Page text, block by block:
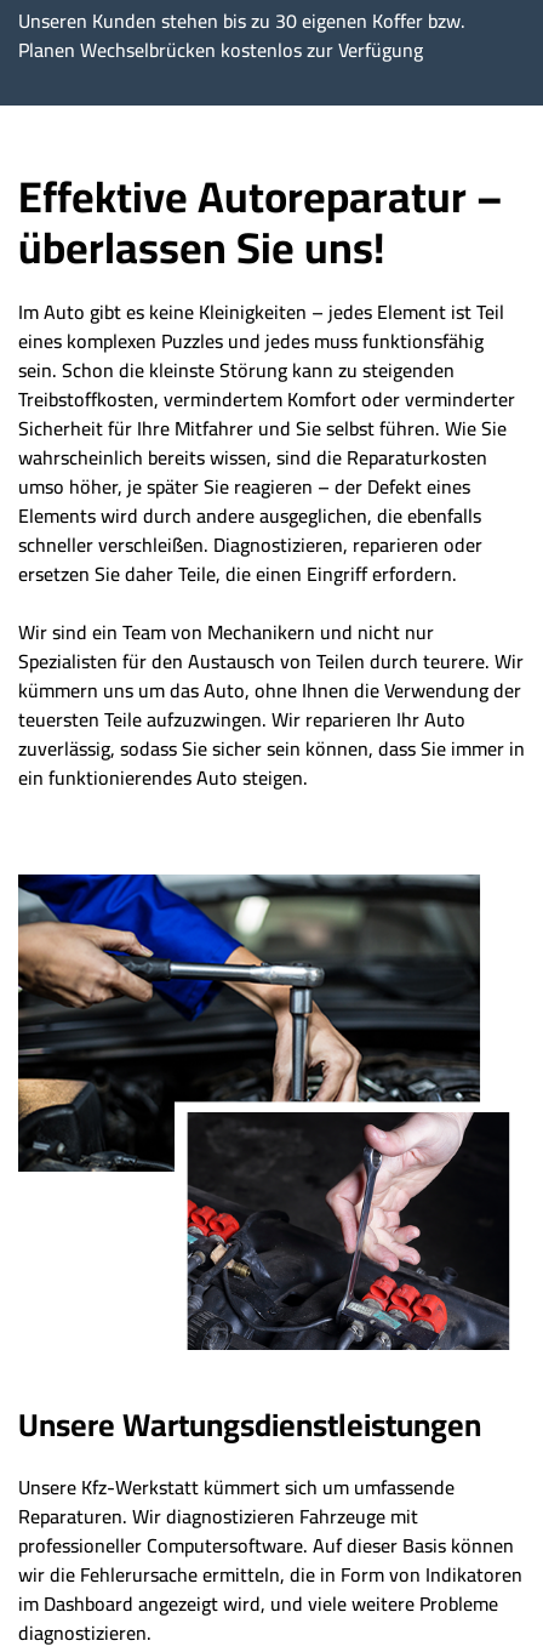
Unseren Kunden stehen bis zu 30 eigenen Koffer bzw.
Planen Wechselbrücken kostenlos zur Verfügung
Effektive Autoreparatur –
überlassen Sie uns!
Im Auto gibt es keine Kleinigkeiten – jedes Element ist Teil
eines komplexen Puzzles und jedes muss funktionsfähig
sein. Schon die kleinste Störung kann zu steigenden
Treibstoffkosten, vermindertem Komfort oder verminderter
Sicherheit für Ihre Mitfahrer und Sie selbst führen. Wie Sie
wahrscheinlich bereits wissen, sind die Reparaturkosten
umso höher, je später Sie reagieren – der Defekt eines
Elements wird durch andere ausgeglichen, die ebenfalls
schneller verschleißen. Diagnostizieren, reparieren oder
ersetzen Sie daher Teile, die einen Eingriff erfordern.
Wir sind ein Team von Mechanikern und nicht nur
Spezialisten für den Austausch von Teilen durch teurere. Wir
kümmern uns um das Auto, ohne Ihnen die Verwendung der
teuersten Teile aufzuzwingen. Wir reparieren Ihr Auto
zuverlässig, sodass Sie sicher sein können, dass Sie immer in
ein funktionierendes Auto steigen.
Unsere Wartungsdienstleistungen
Unsere Kfz-Werkstatt kümmert sich um umfassende
Reparaturen. Wir diagnostizieren Fahrzeuge mit
professioneller Computersoftware. Auf dieser Basis können
wir die Fehlerursache ermitteln, die in Form von Indikatoren
im Dashboard angezeigt wird, und viele weitere Probleme
diagnostizieren.